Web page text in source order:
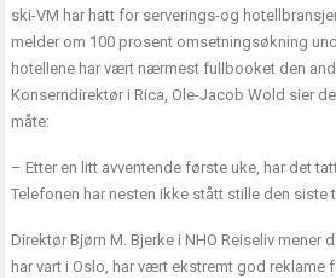
ski-VM har hatt for serverings-og
melder om 100 prosent omsetningsøkning
hotellene har vært nærmest fullbooket den
Konserndirektør i Rica, Ole-Jacob Wold sier
måte:
– Etter en litt avventende første uke, har det
Telefonen har nesten ikke stått stille den siste
Direktør Bjørn M. Bjerke i NHO Reiseliv mener
har vart i Oslo, har vært ekstremt god reklame